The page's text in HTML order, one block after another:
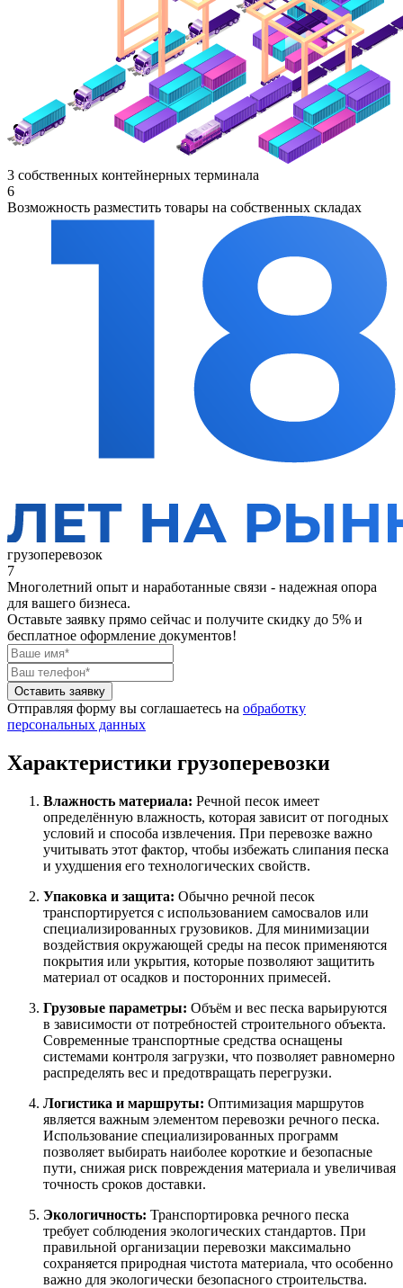
3 собственных контейнерных терминала
6
Возможность разместить товары на собственных складах
грузоперевозок
7
Многолетний опыт и наработанные связи - надежная опора
для вашего бизнеса.
Оставьте заявку прямо сейчас и получите скидку до 5% и
бесплатное оформление документов!
Оставить заявку
Отправляя форму вы соглашаетесь на обработку
персональных данных
Характеристики грузоперевозки
Влажность материала: Речной песок имеет
определённую влажность, которая зависит от погодных
условий и способа извлечения. При перевозке важно
учитывать этот фактор, чтобы избежать слипания песка
и ухудшения его технологических свойств.
Упаковка и защита: Обычно речной песок
транспортируется с использованием самосвалов или
специализированных грузовиков. Для минимизации
воздействия окружающей среды на песок применяются
покрытия или укрытия, которые позволяют защитить
материал от осадков и посторонних примесей.
Грузовые параметры: Объём и вес песка варьируются
в зависимости от потребностей строительного объекта.
Современные транспортные средства оснащены
системами контроля загрузки, что позволяет равномерно
распределять вес и предотвращать перегрузки.
Логистика и маршруты: Оптимизация маршрутов
является важным элементом перевозки речного песка.
Использование специализированных программ
позволяет выбирать наиболее короткие и безопасные
пути, снижая риск повреждения материала и увеличивая
точность сроков доставки.
Экологичность: Транспортировка речного песка
требует соблюдения экологических стандартов. При
правильной организации перевозки максимально
сохраняется природная чистота материала, что особенно
важно для экологически безопасного строительства.